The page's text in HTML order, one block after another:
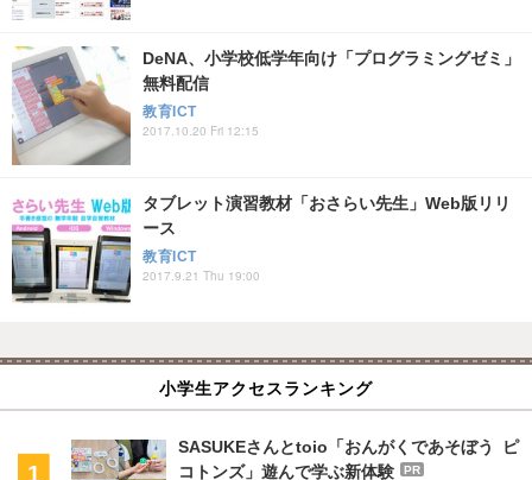
DeNA、小学校低学年向け「プログラミングゼミ」
無料配信
教育ICT
2017.10.20 Fri 12:15
タブレット演習教材「おさらい先生」Web版リリ
ース
教育ICT
2017.9.21 Thu 19:00
小学生アクセスランキング
SASUKEさんとtoio「おんがくであそぼう ピ
コトンズ」遊んで学ぶ新体験
PR